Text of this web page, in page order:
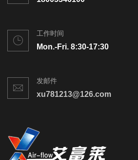
工作时间
Mon.-Fri. 8:30-17:30
发邮件
xu781213@126.com